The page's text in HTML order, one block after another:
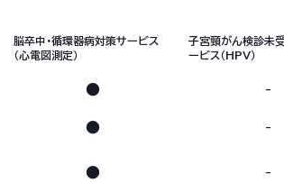
脳卒中・循環器病対策サービス
（心電図測定）
子宮頸がん検診未
ービス（HPV）
● -
● -
● -